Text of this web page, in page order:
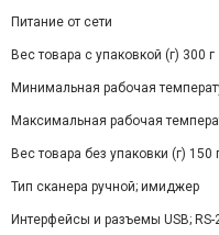
Питание от сети
Вес товара с упаковкой (г) 300 г
Минимальная рабочая
Максимальная рабочая
Вес товара без упаковки (г) 150
Тип сканера ручной; имиджер
Интерфейсы и разъемы USB; RS-